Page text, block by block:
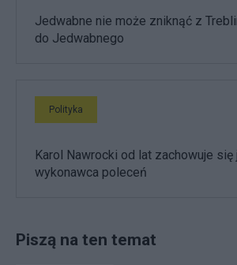
Jedwabne nie może zniknąć z
do Jedwabnego
Polityka
Karol Nawrocki od lat zachowuje się
wykonawca poleceń
Piszą na ten temat